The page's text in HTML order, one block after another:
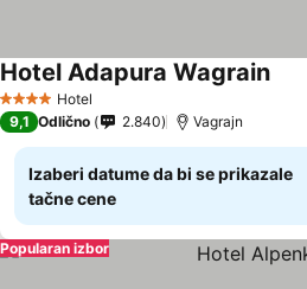
4 ZvezdiceHotel
Hotel Adapura Wagrain
9,1 Odlično 2.840 Vagrajn
Izaberi datume da bi se prikazale
tačne cene
Popularan izbor